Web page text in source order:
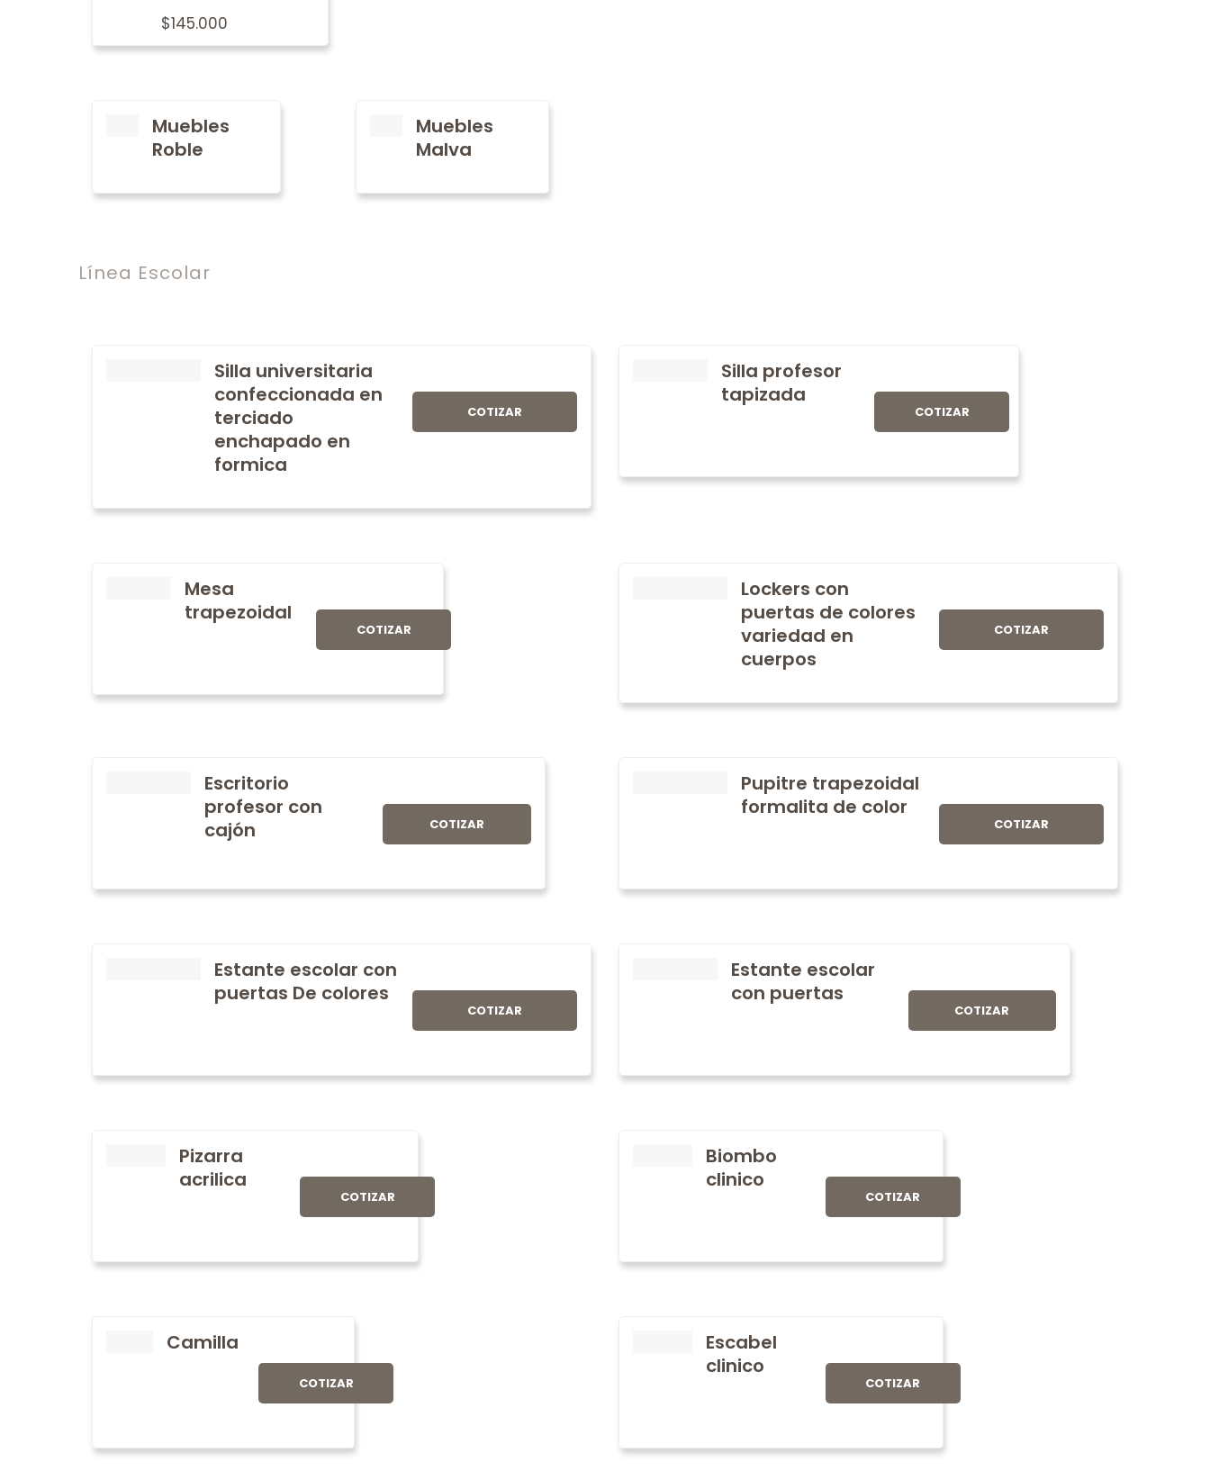
$145.000
Muebles
Roble
Muebles
Malva
Línea Escolar
Silla universitaria
confeccionada en
terciado
enchapado en
formica
COTIZAR
Silla profesor
tapizada
COTIZAR
Mesa
trapezoidal
COTIZAR
Lockers con
puertas de colores
variedad en
cuerpos
COTIZAR
Escritorio
profesor con
cajón
COTIZAR
Pupitre trapezoidal
formalita de color
COTIZAR
Estante escolar con
puertas De colores
COTIZAR
Estante escolar
con puertas
COTIZAR
Pizarra
acrilica
COTIZAR
Biombo
clinico
COTIZAR
Camilla
COTIZAR
Escabel
clinico
COTIZAR